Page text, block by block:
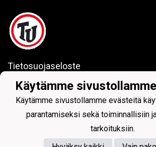
Tietosuojaseloste
Toholammin Urheilijat ry
Käytämme
Käytämme sivustollamme evästeitä
parantamiseksi sekä toiminnallisiin
tarkoituksiin.